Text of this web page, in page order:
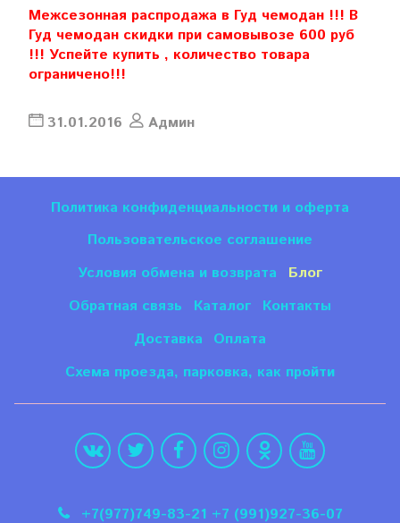
Межсезонная распродажа в Гуд чемодан !!! В
Гуд чемодан скидки при самовывозе 600 руб
!!! Успейте купить , количество товара
ограничено!!!
31.01.2016 Админ
Политика конфиденциальности и оферта
Пользовательское соглашение
Условия обмена и возврата
Блог
Обратная связь
Каталог
Контакты
Доставка
Оплата
Схема проезда, парковка, как пройти
+7(977)749-83-21 +7 (991)927-36-07